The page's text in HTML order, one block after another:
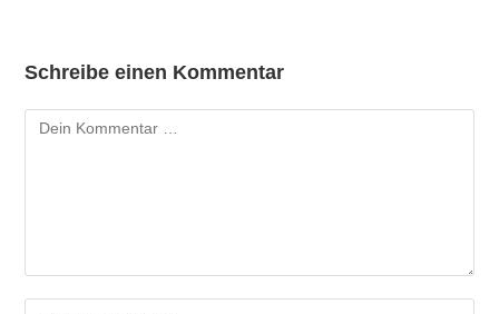
Schreibe einen Kommentar
Kommentar